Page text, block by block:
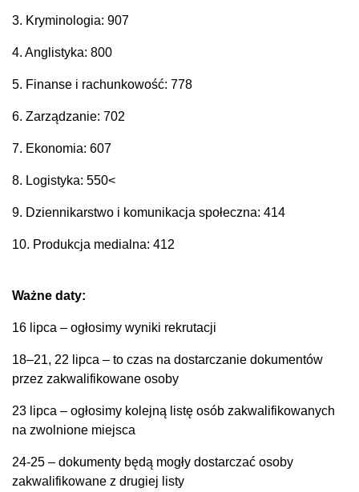
3. Kryminologia: 907
4. Anglistyka: 800
5. Finanse i rachunkowość: 778
6. Zarządzanie: 702
7. Ekonomia: 607
8. Logistyka: 550<
9. Dziennikarstwo i komunikacja społeczna: 414
10. Produkcja medialna: 412
Ważne daty:
16 lipca – ogłosimy wyniki rekrutacji
18–21, 22 lipca – to czas na dostarczanie dokumentów
przez zakwalifikowane osoby
23 lipca – ogłosimy kolejną listę osób zakwalifikowanych
na zwolnione miejsca
24-25 – dokumenty będą mogły dostarczać osoby
zakwalifikowane z drugiej listy